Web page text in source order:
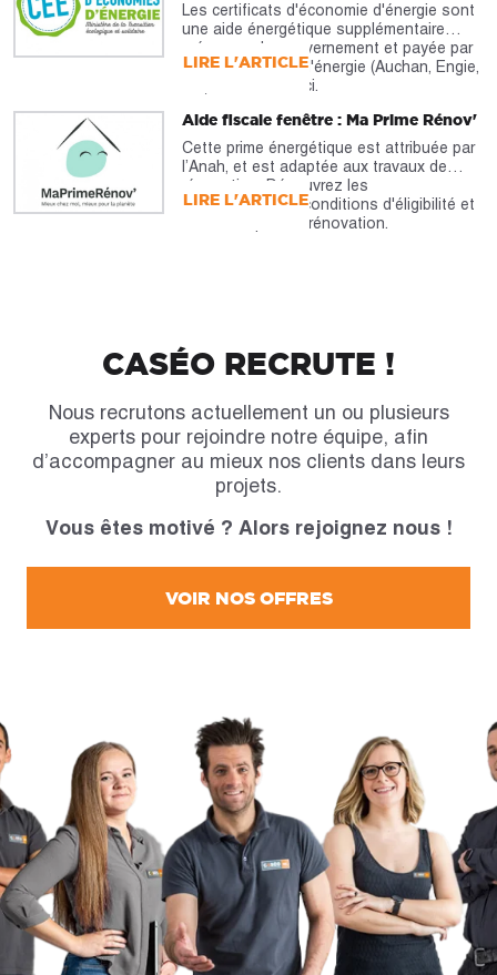
Les certificats d'économie d'énergie sont
une aide énergétique supplémentaire
prévue par le gouvernement et payée par
les fournisseurs d'énergie (Auchan, Engie,
etc). À découvrir ici.
LIRE L'ARTICLE
Aide fiscale fenêtre : Ma Prime Rénov'
Cette prime énergétique est attribuée par
l’Anah, et est adaptée aux travaux de
rénovation. Découvrez les
caractéristiques, conditions d'éligibilité et
montants pour la rénovation.
LIRE L'ARTICLE
CASÉO RECRUTE !
Nous recrutons actuellement un ou plusieurs
experts pour rejoindre notre équipe, afin
d’accompagner au mieux nos clients dans leurs
projets.
Vous êtes motivé ? Alors rejoignez nous !
VOIR NOS OFFRES